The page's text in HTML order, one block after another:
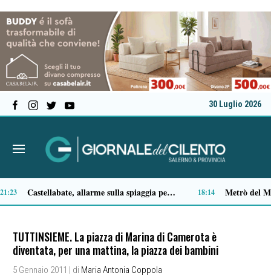
30 Luglio 2026
Premio Terre del Bussento, si alza il sipario: stasera Roberto Fico apre l’11ª edizione 14:35
TUTTINSIEME. La piazza di Marina di Camerota è
diventata, per una mattina, la piazza dei bambini
5 Gennaio 2011 | di Maria Antonia Coppola